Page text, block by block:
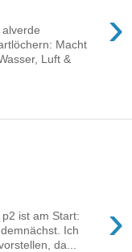
›
Macht
Luft &
›
ist am Start:
Ich
da...